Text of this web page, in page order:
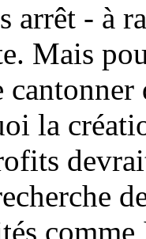
arrêt - à
Mais
la